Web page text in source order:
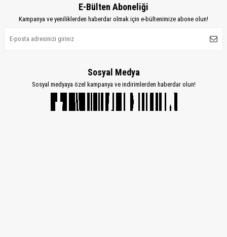
E-Bülten Aboneliği
Kampanya ve yeniliklerden haberdar olmak için e-bültenimize abone olun!
Sosyal Medya
Sosyal medyaya özel kampanya ve indirimlerden haberdar olun!